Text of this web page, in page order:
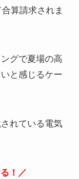
算請求されま
グで夏場の高
と感じるケー
れている電気
！／